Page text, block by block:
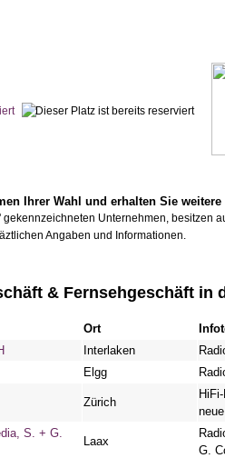
Ihrer Wahl und erhalten Sie
gekennzeichneten Unternehmen, besitzen
Angaben und Informationen.
& Fernsehgeschäft in
Ort
Interlaken
Elgg
Zürich
S. + G.
Laax
G.